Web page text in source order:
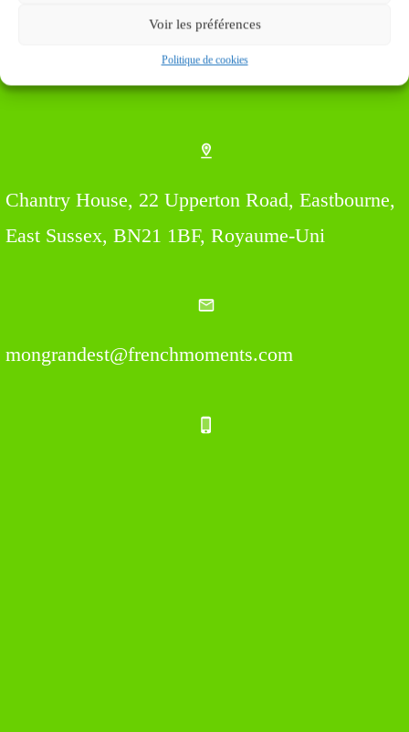
Voir les préférences
Politique de cookies
Chantry House, 22 Upperton Road, Eastbourne,
East Sussex, BN21 1BF, Royaume-Uni
mongrandest@frenchmoments.com